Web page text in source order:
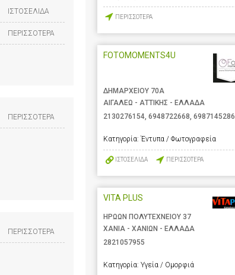
ΙΣΤΟΣΕΛΙΔΑ
ΠΕΡΙΣΣΟΤΕΡΑ
ΠΕΡΙΣΣΟΤΕΡΑ
ΠΕΡΙΣΣΟΤΕΡΑ
ΠΕΡΙΣΣΟΤΕΡΑ
FOTOMOMENTS4U
ΔΗΜΑΡΧΕΙΟΥ 70Α
ΑΙΓΑΛΕΩ - ΑΤΤΙΚΗΣ - ΕΛΛΑΔΑ
2130276154 6948722668 6987145286
Κατηγορία: Έντυπα / Φωτογραφεία
ΙΣΤΟΣΕΛΙΔΑ ΠΕΡΙΣΣΟΤΕΡΑ
VITA PLUS
ΗΡΩΩΝ ΠΟΛΥΤΕΧΝΕΙΟΥ 37
ΧΑΝΙΑ - ΧΑΝΙΩΝ - ΕΛΛΑΔΑ
2821057955
Κατηγορία: Υγεία / Ομορφιά